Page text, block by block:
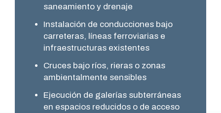
saneamiento y drenaje
Instalación de conducciones bajo
carreteras, líneas ferroviarias e
infraestructuras existentes
Cruces bajo ríos, rieras o zonas
ambientalmente sensibles
Ejecución de galerías subterráneas
en espacios reducidos o de acceso